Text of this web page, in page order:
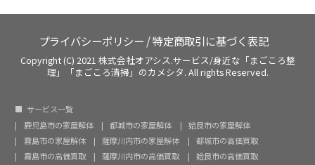
プライバシーポリシー /特定商取引に基づく表記
Copyright (C) 2021 株式会社オアシス.サービス/身近な「まごころ整
理」「まごころ清掃」のカメシタ. All rights Reserved.
サービス一覧
鹿児島市の家屋解体
都城市の家屋解体
姶良市の家屋解体
霧島市の家屋解体
薩摩川内市の家屋解体
都城市の高価買取
霧島市の高価買取
薩摩川内市の高価買取
姶良市の高価買取